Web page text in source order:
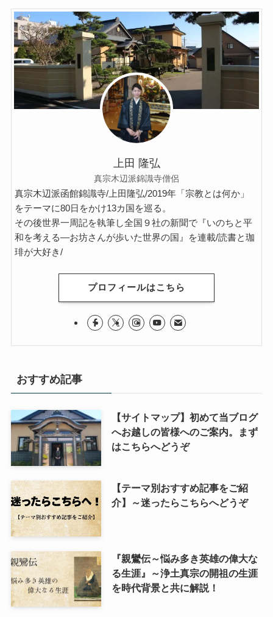
上田 隆弘
真宗木辺派錦識寺僧侶
真宗木辺派函館錦識寺/上田隆弘/2019年「宗教とは何か」
をテーマに80日をかけ13カ国を巡る。
その後世界一周記を執筆し全国９社の新聞で『いのちと平
和を考える―お坊さんが歩いた世界の国』を連載/読書と珈
琲が大好き/
プロフィールはこちら
おすすめ記事
【サイトマップ】初めて当ブログ
へお越しの皆様へのご案内。まず
はこちらへどうぞ
【テーマ別おすすめ記事をご紹
介】～迷ったらこちらへどうぞ
『親鸞伝～悩み多き英雄の偉大な
る生涯』～浄土真宗の開祖の生涯
を時代背景と共に解説！